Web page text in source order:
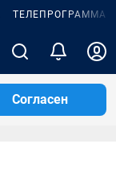
ТЕЛЕПРОГРАММА
Согласен